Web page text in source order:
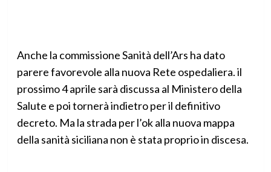
Anche la commissione Sanità dell’Ars ha dato
parere favorevole alla nuova Rete ospedaliera. il
prossimo 4 aprile sarà discussa al Ministero della
Salute e poi tornerà indietro per il definitivo
decreto. Ma la strada per l’ok alla nuova mappa
della sanità siciliana non è stata proprio in discesa.